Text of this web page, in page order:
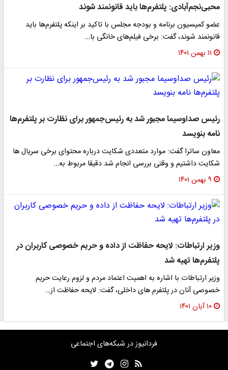
محبی‌نجم‌آبادی: پلتفرم‌ها باید قانونمند شوند
عضو کمیسیون برنامه و بودجه مجلس با تاکید بر اینکه پلتفرم‌ها باید
قانونمند شوند، گفت: برخی فیلم‌های خانگی با…
۱۱ بهمن ۱۴۰۱
رئیس صداوسیما مجبور شد به رئیس‌جمهور برای نظارت بر پلتفرم‌ها
نامه بنویسد
معاون ساترا گفت: موارد متعددی شکایت درباره محتوای برخی سریال ها
شکایت داشتیم و وقتی بررسی انجام شد دقیقا مربوط به…
۹ بهمن ۱۴۰۱
وزیر ارتباطات: لایحه حفاظت از داده‌ و حریم خصوصی کاربران در
پلتفرم‌ها تهیه شد
وزیر ارتباطات با اشاره به اهمیت اعتماد مردم و لزوم رعایت حریم
خصوصی آنان در پلتفرم های داخلی، گفت: لایحه حفاظت از…
۱۰ آبان ۱۴۰۱
فردانیوز در شبکه‌های اجتماعی